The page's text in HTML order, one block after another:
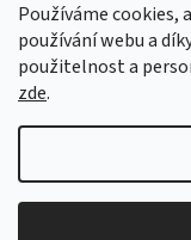
Používáme cookies,
používání webu a
použitelnost a
zde.